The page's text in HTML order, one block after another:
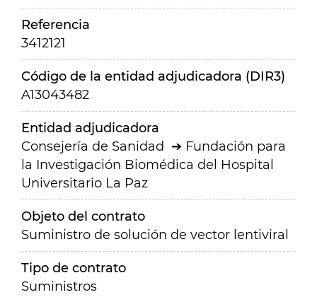
Referencia
3412121
Código de la entidad adjudicadora (DIR3)
A13043482
Entidad adjudicadora
Consejería de Sanidad
Fundación para
la Investigación Biomédica del Hospital
Universitario La Paz
Objeto del contrato
Suministro de solución de vector lentiviral
Tipo de contrato
Suministros